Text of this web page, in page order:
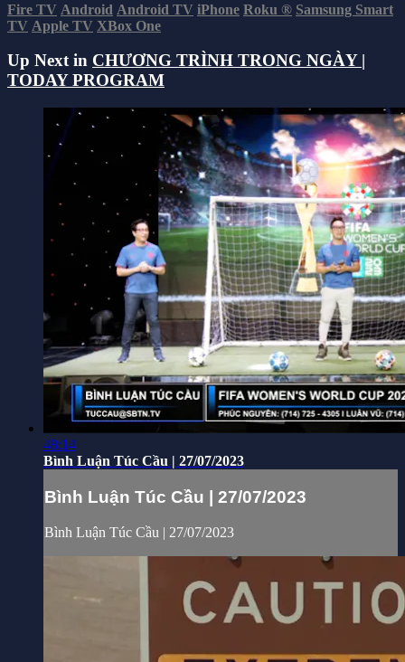
Fire TV Android Android TV iPhone Roku ® Samsung Smart
TV Apple TV XBox One
Up Next in CHƯƠNG TRÌNH TRONG NGÀY |
TODAY PROGRAM
48:14
Bình Luận Túc Cầu | 27/07/2023
Bình Luận Túc Cầu | 27/07/2023
Bình Luận Túc Cầu | 27/07/2023